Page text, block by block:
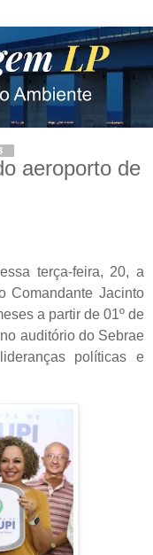
aeroporto de
terça-feira, 20, a
Comandante Jacinto
a partir de 01º de
auditório do Sebrae
políticas e